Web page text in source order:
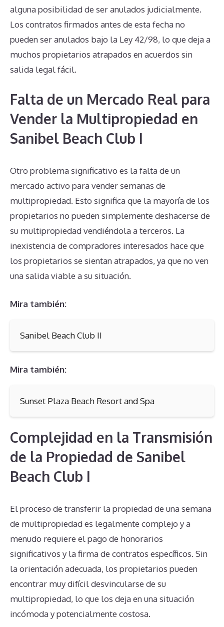
alguna posibilidad de ser anulados judicialmente.
Los contratos firmados antes de esta fecha no
pueden ser anulados bajo la Ley 42/98, lo que deja a
muchos propietarios atrapados en acuerdos sin
salida legal fácil.
Falta de un Mercado Real para
Vender la Multipropiedad en
Sanibel Beach Club I
Otro problema significativo es la falta de un
mercado activo para vender semanas de
multipropiedad. Esto significa que la mayoría de los
propietarios no pueden simplemente deshacerse de
su multipropiedad vendiéndola a terceros. La
inexistencia de compradores interesados hace que
los propietarios se sientan atrapados, ya que no ven
una salida viable a su situación.
Mira también:
Sanibel Beach Club II
Mira también:
Sunset Plaza Beach Resort and Spa
Complejidad en la Transmisión
de la Propiedad de Sanibel
Beach Club I
El proceso de transferir la propiedad de una semana
de multipropiedad es legalmente complejo y a
menudo requiere el pago de honorarios
significativos y la firma de contratos específicos. Sin
la orientación adecuada, los propietarios pueden
encontrar muy difícil desvincularse de su
multipropiedad, lo que los deja en una situación
incómoda y potencialmente costosa.